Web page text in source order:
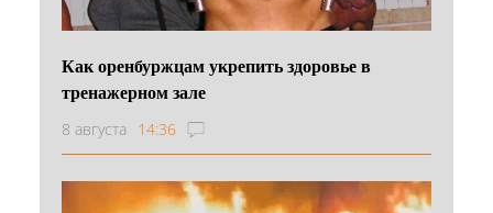
Как оренбуржцам укрепить здоровье в
тренажерном зале
8 августа 14:36